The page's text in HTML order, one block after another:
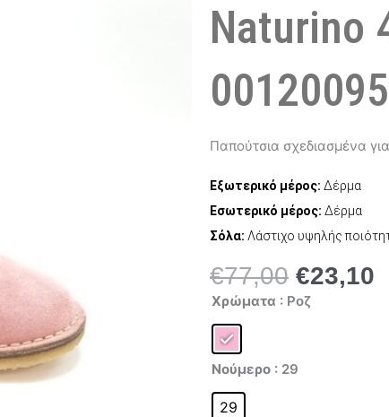
Naturino
Παπούτσια σχεδιασμένα
Εξωτερικό μέρος: Δέρμα
Εσωτερικό μέρος: Δέρμα
Σόλα: Λάστιχο υψηλής
€77,00 Original
price
€23,10
Χρώματα : Ροζ
Νούμερο : 29
29
Naturino
4528
0012009515.02.9110